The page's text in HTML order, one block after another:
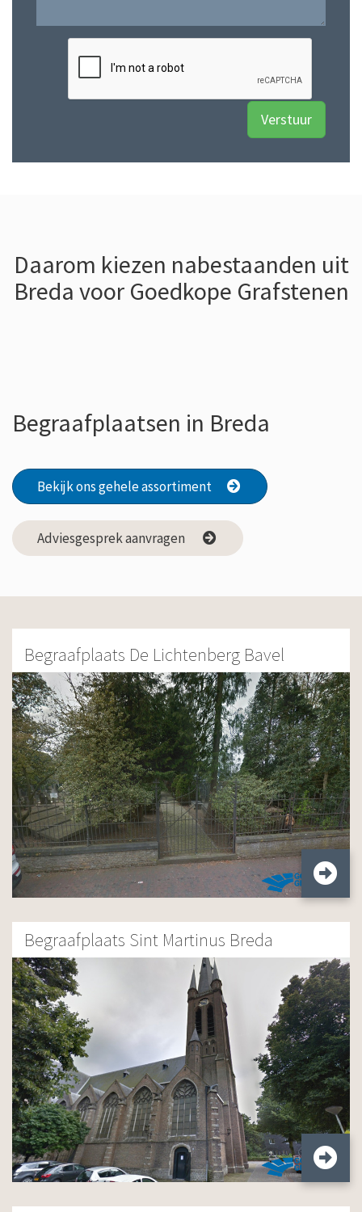
Daarom kiezen nabestaanden uit
Breda voor Goedkope Grafstenen
Begraafplaatsen in Breda
Bekijk ons gehele assortiment
Adviesgesprek aanvragen
Begraafplaats De Lichtenberg Bavel
Begraafplaats Sint Martinus Breda